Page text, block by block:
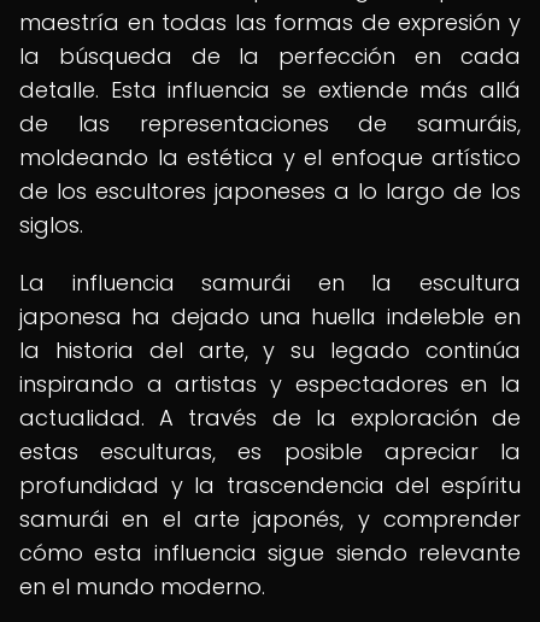
maestría en todas las formas de expresión y
la búsqueda de la perfección en cada
detalle. Esta influencia se extiende más allá
de las representaciones de samuráis,
moldeando la estética y el enfoque artístico
de los escultores japoneses a lo largo de los
siglos.
La influencia samurái en la escultura
japonesa ha dejado una huella indeleble en
la historia del arte, y su legado continúa
inspirando a artistas y espectadores en la
actualidad. A través de la exploración de
estas esculturas, es posible apreciar la
profundidad y la trascendencia del espíritu
samurái en el arte japonés, y comprender
cómo esta influencia sigue siendo relevante
en el mundo moderno.